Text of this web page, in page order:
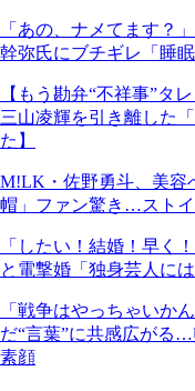
「あの、ナメてます？
幹弥氏にブチギレ「睡
【もう勘弁“不祥事”タ
三山凌輝を引き離した
た】
M!LK・佐野勇斗、美容
帽」ファン驚き…スト
「したい！結婚！早く
と電撃婚「独身芸人に
「戦争はやっちゃいか
だ“言葉”に共感広がる
素顔